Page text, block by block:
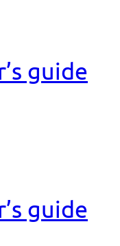
guide
guide